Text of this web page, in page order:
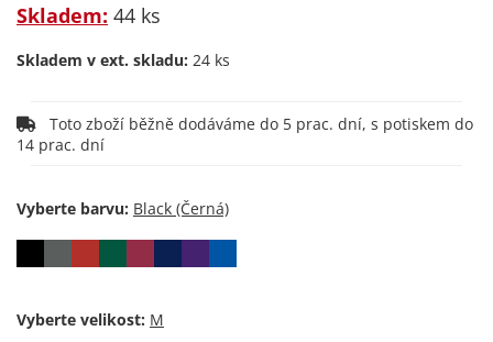
Skladem: 44 ks
Skladem v ext. skladu: 24 ks
14 prac. dní
Vyberte barvu:
Vyberte velikost: